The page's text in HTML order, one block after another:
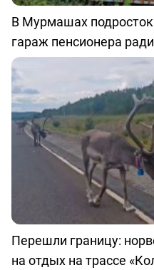
В Мурмашах
гараж пенсионера
Перешли границу:
на отдых на трассе